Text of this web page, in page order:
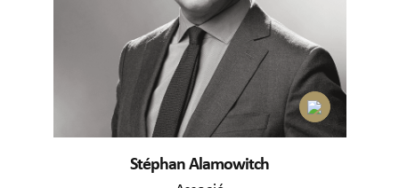
Stéphan Alamowitch